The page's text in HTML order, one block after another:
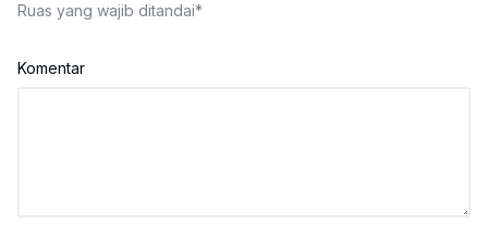
Ruas yang wajib ditandai*
Komentar